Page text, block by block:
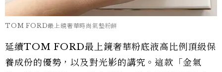
TOM FORD最上鏡奢華時尚氣墊粉餅
延續TOM FORD最上鏡奢華粉底液高比例頂級保
養成份的優勢，以及對光影的講究。這款「金氣